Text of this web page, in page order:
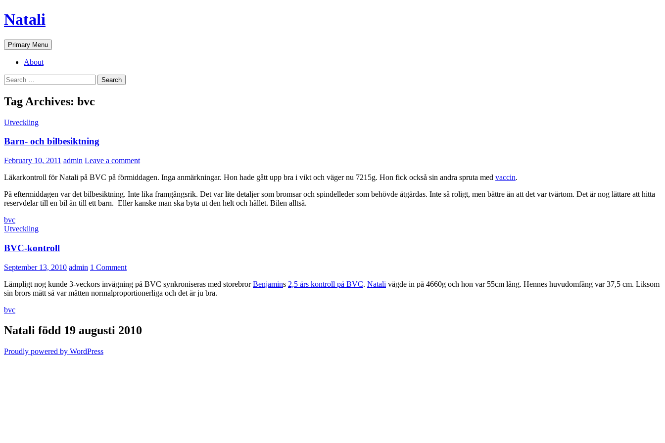
Skip
to
Natali
Search
Primary Menu
About
Search
for:
Tag Archives: bvc
Utveckling
Barn- och bilbesiktning
February 10, 2011 admin Leave a comment
Läkarkontroll för Natali på BVC på förmiddagen. Inga anmärkningar. Hon hade gått upp bra i vikt och väger nu 7215g. Hon fick också sin andra spruta med vaccin.
På eftermiddagen var det bilbesiktning. Inte lika framgångsrik. Det var lite detaljer som bromsar och spindelleder som behövde åtgärdas. Inte så roligt, men bättre än att det var tvärtom. Det är nog lättare att hitta
reservdelar till en bil än till ett barn. Eller kanske man ska byta ut den helt och hållet. Bilen alltså.
bvc
Utveckling
BVC-kontroll
September 13, 2010 admin 1 Comment
Lämpligt nog kunde 3-veckors invägning på BVC synkroniseras med storebrorBenjamins 2,5 års kontroll på BVC. Natali vägde in på 4660g och hon var 55cm lång. Hennes huvudomfång var 37,5 cm. Liksom
sin brors mått så var måtten normalproportionerliga och det är ju bra.
bvc
Natali född 19 augusti 2010
Proudly powered by WordPress